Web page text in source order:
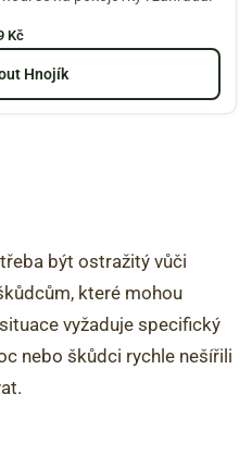
Kč
Hnojík
být ostražitý vůči
které mohou
vyžaduje specifický
nebo škůdci rychle nešířili